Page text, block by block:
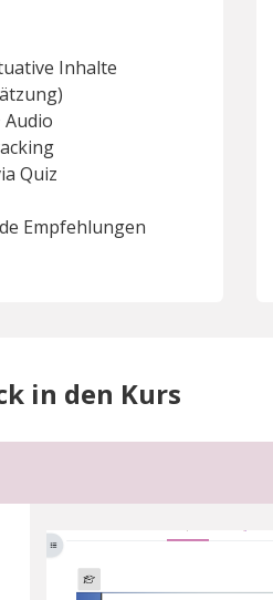
Inhalte
Quiz
Empfehlungen
in den Kurs